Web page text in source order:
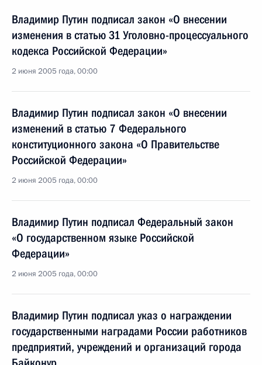
Владимир Путин подписал закон «О внесении
изменения в статью 31 Уголовно-процессуального
кодекса Российской Федерации»
2 июня 2005 года, 00:00
Владимир Путин подписал закон «О внесении
изменений в статью 7 Федерального
конституционного закона «О Правительстве
Российской Федерации»
2 июня 2005 года, 00:00
Владимир Путин подписал Федеральный закон
«О государственном языке Российской
Федерации»
2 июня 2005 года, 00:00
Владимир Путин подписал указ о награждении
государственными наградами России работников
предприятий, учреждений и организаций города